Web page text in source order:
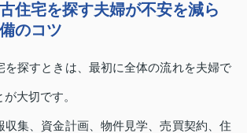
住宅を探す夫婦が不安を減ら
のコツ
を探すときは、最初に全体の流れを夫婦で
大切です。
収集、資金計画、物件見学、売買契約、住